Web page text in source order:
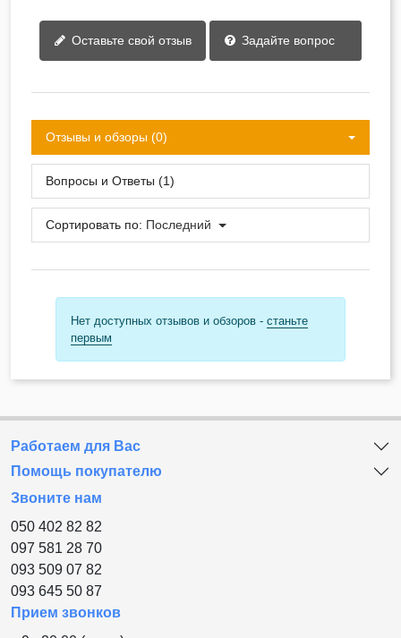
Оставьте свой отзыв Задайте вопрос
Отзывы и обзоры (0)
Вопросы и Ответы (1)
Сортировать по: Последний
Нет доступных отзывов и обзоров - станьте
первым
Работаем для Вас
Помощь покупателю
Звоните нам
050 402 82 82
097 581 28 70
093 509 07 82
093 645 50 87
Прием звонков